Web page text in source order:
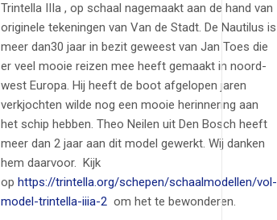
Trintella IIIa , op schaal nagemaakt aan de hand van
originele tekeningen van Van de Stadt. De Nautilus is
meer dan30 jaar in bezit geweest van Jan Toes die
er veel mooie reizen mee heeft gemaakt in noord-
west Europa. Hij heeft de boot afgelopen jaren
verkjochten wilde nog een mooie herinnering aan
het schip hebben. Theo Neilen uit Den Bosch heeft
meer dan 2 jaar aan dit model gewerkt. Wij danken
hem daarvoor. Kijk
op https://trintella.org/schepen/schaalmodellen/vol-
model-trintella-iiia-2om het te bewonderen.